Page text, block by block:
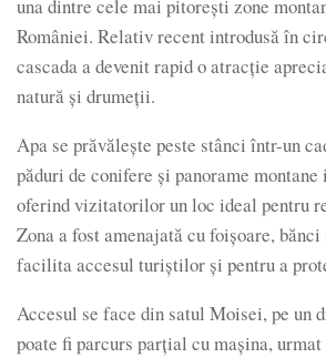
una dintre cele mai pitorești zone
României. Relativ recent introdusă în
cascada a devenit rapid o atracție
natură și drumeții.
Apa se prăvălește peste stânci într-un
păduri de conifere și panorame
oferind vizitatorilor un loc ideal pentru
Zona a fost amenajată cu foișoare,
facilita accesul turiștilor și pentru a
Accesul se face din satul Moisei, pe un
poate fi parcurs parțial cu mașina,